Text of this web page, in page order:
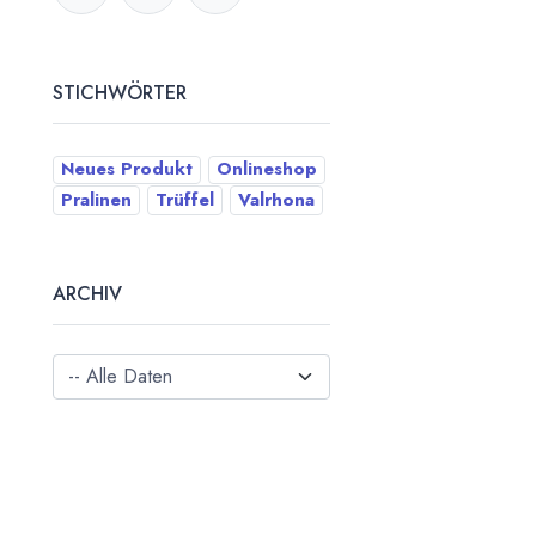
STICHWÖRTER
Neues Produkt
Onlineshop
Pralinen
Trüffel Valrhona
ARCHIV